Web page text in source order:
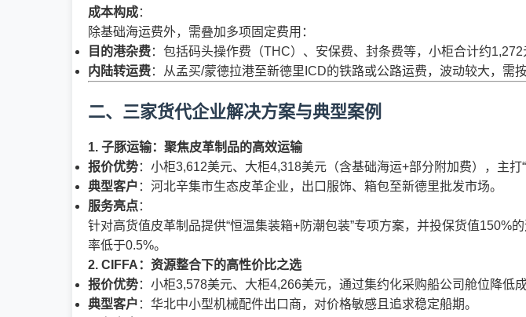
成本构成：
除基础海运费外，需叠加多项固定费用：
目的港杂费：包括码头操作费（THC）、安保费、封条费等，小柜合计约1,272
内陆转运费：从孟买/蒙德拉港至新德里ICD的铁路或公路运费，波动较大，需按
二、三家货代企业解决方案与典型案例
1. 子豚运输：聚焦皮革制品的高效运输
报价优势：小柜3,612美元、大柜4,318美元（含基础海运+部分附加费），主打“
典型客户 ：河北辛集市生态皮革企业，出口服饰、箱包至新德里批发市场。
服务亮点：
针对高货值皮革制品提供“恒温集装箱+防潮包装”专项方案，并投保货值
率低于0.5%。
2. CIFFA：资源整合下的高性价比之选
报价优势：小柜3,578美元、大柜4,266美元，通过集约化采购船公司舱位降低成
典型客户 ：华北中小型机械配件出口商，对价格敏感且追求稳定船期。